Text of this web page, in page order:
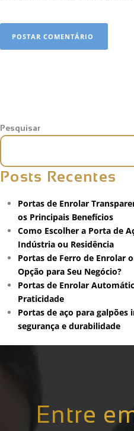
Pesquisar
Posts Recentes
Portas de Enrolar
os Principais Benefícios
Como Escolher a Porta de
Indústria ou Residência
Portas de Ferro de Enrolar
Opção para Seu Negócio?
Portas de Enrolar
Praticidade
Portas de aço para galpões
segurança e durabilidade
Entre